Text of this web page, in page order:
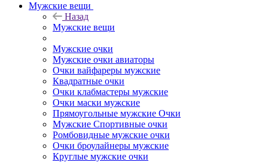
Мужские вещи
Назад
Мужские вещи
Мужские очки
Мужские очки авиаторы
Очки вайфареры мужские
Квадратные очки
Очки клабмастеры мужские
Очки маски мужские
Прямоугольные мужские Очки
Мужские Спортивные очки
Ромбовидные мужские очки
Очки броулайнеры мужские
Круглые мужские очки